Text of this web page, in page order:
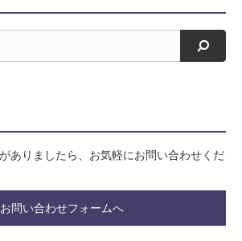
検索
ありましたら、お気軽にお問い合わせくだ
お問い合わせフォームへ